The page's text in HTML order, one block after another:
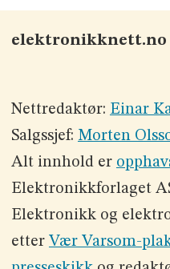
elektronikknett.no
Nettredaktør: Einar
Salgssjef: Morten
Alt innhold er
Elektronikkforlaget
Elektronikk og
etter Vær Varsom-